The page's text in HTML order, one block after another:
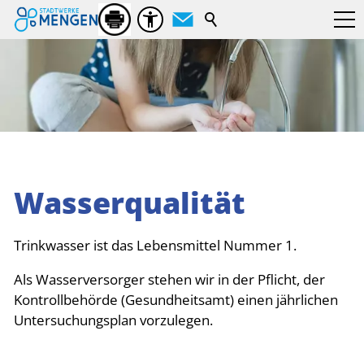
Suchbegriff
Wasserqualität
Trinkwasser ist das Lebensmittel Nummer 1.
Als Wasserversorger stehen wir in der Pflicht, der
Kontrollbehörde (Gesundheitsamt) einen jährlichen
Untersuchungsplan vorzulegen.